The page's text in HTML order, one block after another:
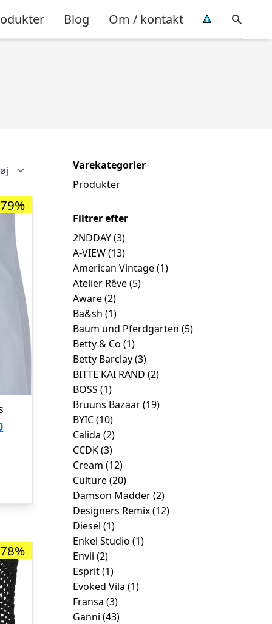
Blog Om / kontakt
Den
kr. 400,00.
Varekategorier
Produkter
Filtrer efter
2NDDAY(3)
A-VIEW(13)
American Vintage(1)
Atelier Rêve(5)
Aware(2)
Ba&sh (1)
Baum und Pferdgarten (5)
Betty & Co (1)
Betty Barclay(3)
BITTE KAI RAND (2)
BOSS (1)
Bruuns Bazaar(19)
BYIC(10)
Calida (2)
CCDK(3)
Cream (12)
Culture(20)
Damson Madder(2)
Designers Remix(12)
Diesel (1)
Enkel Studio (1)
Envii (2)
Esprit(1)
Evoked Vila (1)
Fransa (3)
Ganni (43)